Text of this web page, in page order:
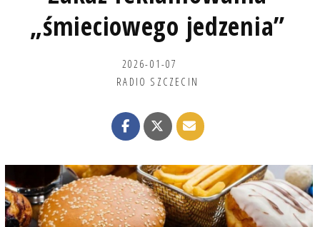
„śmieciowego jedzenia”
2026-01-07
RADIO SZCZECIN